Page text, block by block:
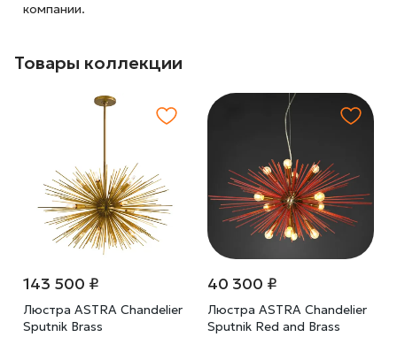
компании.
Товары коллекции
143 500 ₽
Люстра ASTRA Chandelier
Sputnik Brass
40 300 ₽
Люстра ASTRA Chandelier
Sputnik Red and Brass